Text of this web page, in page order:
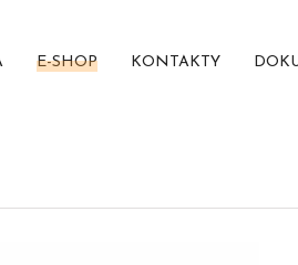
E-SHOP KONTAKTY